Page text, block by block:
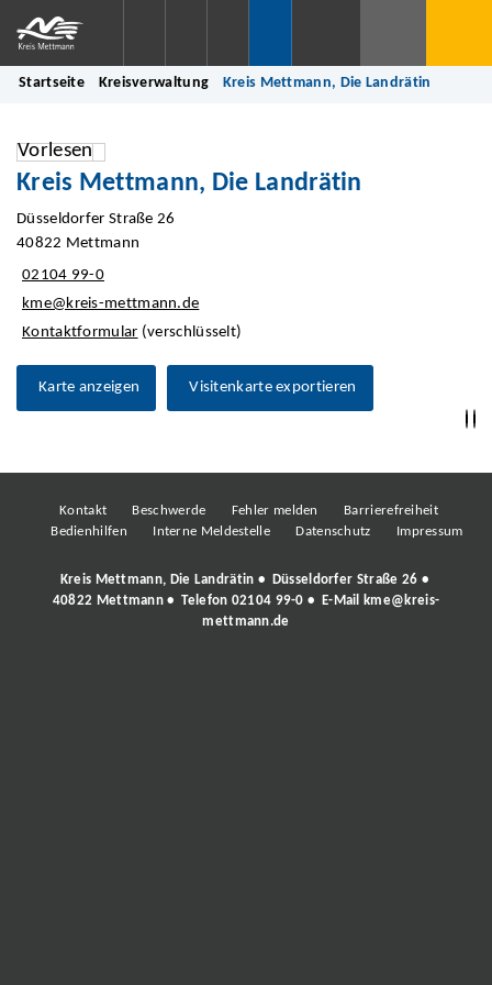
Startseite Kreisverwaltung Kreis Mettmann, Die Landrätin
Vorlesen
Kreis Mettmann, Die Landrätin
Düsseldorfer Straße 26
40822 Mettmann
02104 99-0
kme@kreis-mettmann.de
Kontaktformular (verschlüsselt)
Karte anzeigen Visitenkarte exportieren
Kontakt Beschwerde Fehler melden
Barrierefreiheit
Bedienhilfen
Interne Meldestelle Datenschutz Impressum
Kreis Mettmann, Die Landrätin • Düsseldorfer Straße 26 •
40822 Mettmann • Telefon 02104 99-0 • E-Mail
kme@kreis-
mettmann.de